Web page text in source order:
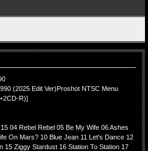
(2025 Edit Ver)Proshot NTSC Menu
R)]
04 Rebel Rebel 05 Be My Wife 06 Ashes
On Mars? 10 Blue Jean 11 Let's Dance 12
15 Ziggy Stardust 16 Station To Station 17